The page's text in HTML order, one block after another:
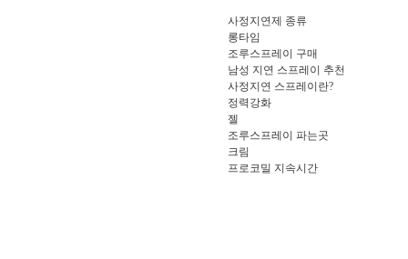
사정지연제 종류
롱타임
조루스프레이 구매
남성 지연 스프레이 추천
사정지연 스프레이란?
정력강화
젤
조루스프레이 파는곳
크림
프로코밀 지속시간